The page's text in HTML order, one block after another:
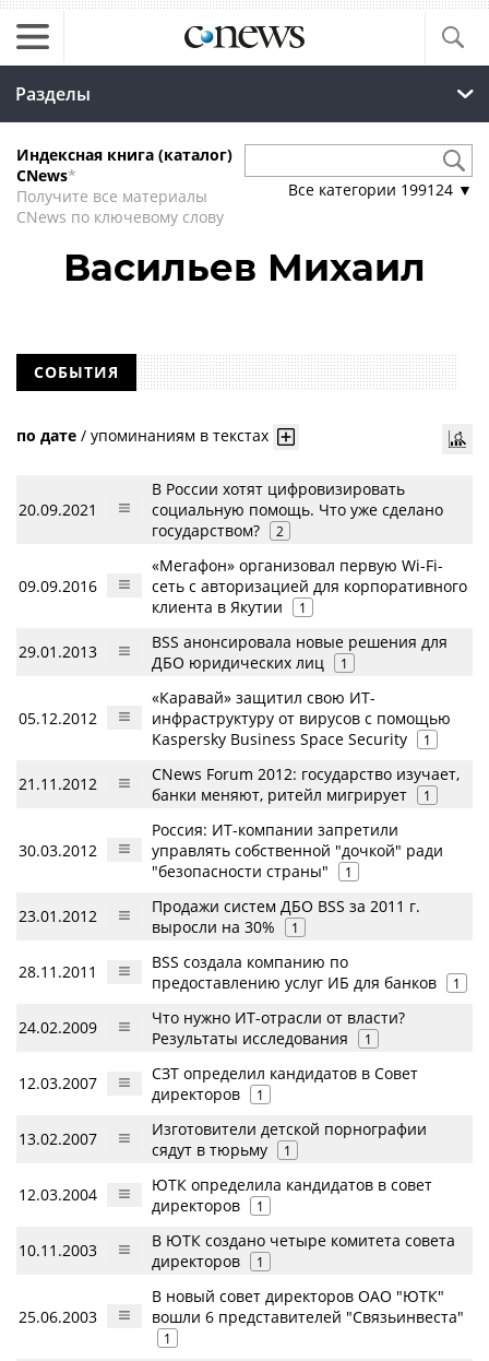
Разделы
Индексная книга (каталог)
CNews*
Получите все материалы
CNews по ключевому слову
Все категории 199124 ▼
Васильев Михаил
СОБЫТИЯ
по дате / упоминаниям в текстах
20.09.2021
В России хотят цифровизировать
социальную помощь. Что уже сделано
государством?
2
09.09.2016
«Мегафон» организовал первую Wi-Fi-
сеть с авторизацией для корпоративного
клиента в Якутии
1
29.01.2013
BSS анонсировала новые решения для
ДБО юридических лиц
1
05.12.2012
«Каравай» защитил свою ИТ-
инфраструктуру от вирусов с помощью
Kaspersky Business Space Security
1
21.11.2012
CNews Forum 2012: государство изучает,
банки меняют, ритейл мигрирует
1
30.03.2012
Россия: ИТ-компании запретили
управлять собственной "дочкой" ради
"безопасности страны"
1
23.01.2012
Продажи систем ДБО BSS за 2011 г.
выросли на 30%
1
28.11.2011
BSS создала компанию по
предоставлению услуг ИБ для банков
1
24.02.2009
Что нужно ИТ-отрасли от власти?
Результаты исследования
1
12.03.2007
СЗТ определил кандидатов в Совет
директоров
1
13.02.2007
Изготовители детской порнографии
сядут в тюрьму
1
12.03.2004
ЮТК определила кандидатов в совет
директоров
1
10.11.2003
В ЮТК создано четыре комитета совета
директоров
1
25.06.2003
В новый совет директоров ОАО "ЮТК"
вошли 6 представителей "Связьинвеста"
1